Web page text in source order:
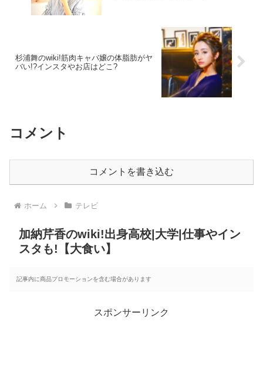
杉浦舞のwiki!筋肉キャバ嬢の体脂肪がヤ
バい!?インスタやお店はどこ?
コメント
コメントを書き込む
ホーム テレビ
加納芹香のwiki!出身高校|大学|仕事やイン
スタも!【大食い】
記事内に商品プロモーションを含む場合があります
スポンサーリンク